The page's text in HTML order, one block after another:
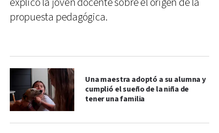
propuesta pedagógica.
Una maestra adoptó a su alumna y
cumplió el sueño de la niña de
tener una familia